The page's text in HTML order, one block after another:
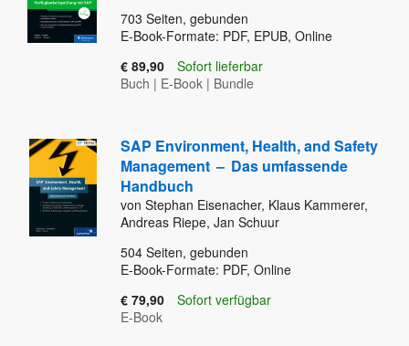
703 Seiten, gebunden
E-Book-Formate: PDF, EPUB, Online
€ 89,90
Sofort lieferbar
Buch | E-Book | Bundle
SAP Environment, Health, and Safety
Management – Das umfassende
Handbuch
von Stephan Eisenacher, Klaus Kammerer,
Andreas Riepe, Jan Schuur
504 Seiten, gebunden
E-Book-Formate: PDF, Online
€ 79,90
Sofort verfügbar
E-Book